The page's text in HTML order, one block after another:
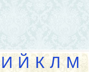
И Й К Л М